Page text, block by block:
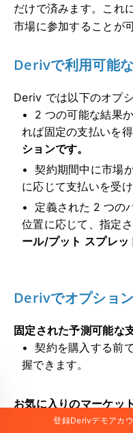
だけで済みます。これ
市場に参加することが
Derivで利用可能
Deriv では以下のオプ
2 つの可能な結果
れば固定の支払いを
ションです。
契約期間中に市場
に応じて支払いを受
定義された 2 つの
位置に応じて、指定
ール/プット スプレッ
Derivでオプショ
固定された予測可能な
契約を購入する前
握できます。
お気に入りのマーケッ
すべての人気市場
登録Derivデモアカ